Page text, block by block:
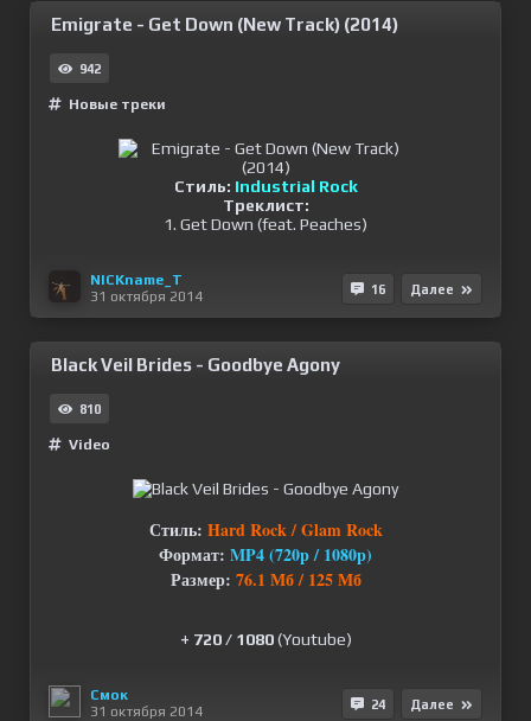
Emigrate - Get Down (New Track) (2014)
942
Новые треки
Стиль: Industrial Rock
Треклист:
1. Get Down (feat. Peaches)
NICKname_T
31 октября 2014
16 Далее
Black Veil Brides - Goodbye Agony
810
Video
Стиль: Hard Rock / Glam Rock
Формат: MP4 (720p / 1080p)
Размер: 76.1 Мб / 125 Мб
+ 720 / 1080(Youtube)
Смок
31 октября 2014
24 Далее